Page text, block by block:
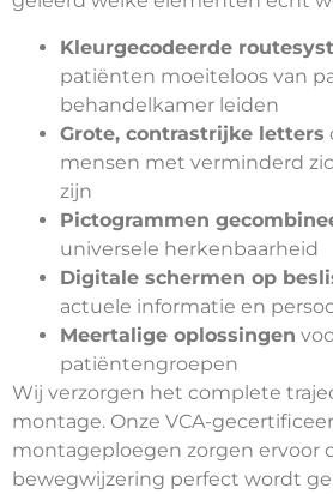
Kleurgecodeerde
patiënten moeiteloos van
behandelkamer leiden
Grote, contrastrijke letters
mensen met verminderd
zijn
Pictogrammen
universele herkenbaarheid
Digitale schermen op
actuele informatie en
Meertalige oplossingen
patiëntengroepen
Wij verzorgen het complete
montage. Onze VCA-
montageploegen zorgen ervoor
bewegwijzering perfect wordt